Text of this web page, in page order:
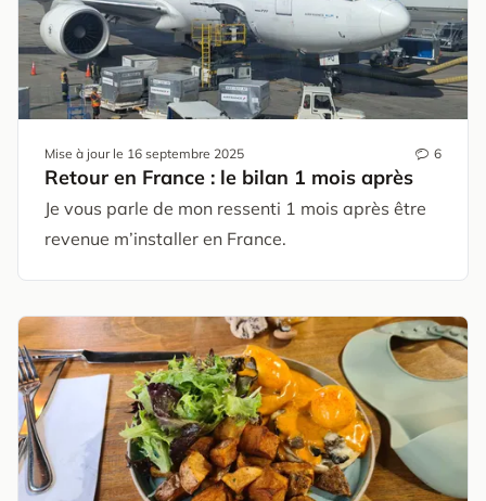
Mise à jour le 16 septembre 2025 6
Retour en France : le bilan 1 mois après
Je vous parle de mon ressenti 1 mois après être
revenue m’installer en France.